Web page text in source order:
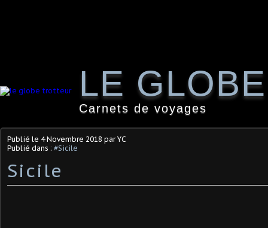
LE
Carnets de voyages
Publié le 4 Novembre 2018 par YC
Publié dans : #Sicile
Sicile